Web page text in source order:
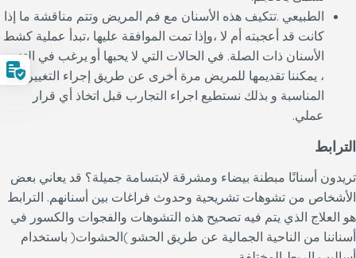
الطبيعي .تتكيف هذه الأسنان مع فم المريض وتتم مناقشة ما إذا
كانت قد أعجبته أم لا ،وإذا تمت الموافقة عليها ،تبدأ عملية كشط
الأسنان ذات الصلة. في الحالات التي لا يحبها أو يرغب في التغيير
، يمكننا تقديمها للمريض مرة أخرى عن طريق إجراء التغييرات
المناسبة و بذلك نستطيع اجراء التجارب قبل اتخاذ أي قرار
عملي.
الترابط
تريدون أسنانًا مبطنة بيضاء ومشرقة لابتسامة جميلة؟ قد يعاني بعض
الأشخاص من تشوهات تشريحية وحدوث فراغات بين أسنانهم. الترابط
هو العلاج الذي يتم فيه تصحيح هذه التشوهات والفجوات والكسور في
أسناننا من الناحية الجمالية عن طريق الحشو )الحشوات( باستخدام